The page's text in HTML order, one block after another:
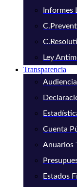
Informes
Ley
Transparencia
Cuenta
Anuarios
Estados